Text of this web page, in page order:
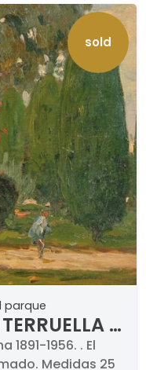
sold
parque
-
1891-1956. . El
Medidas 25